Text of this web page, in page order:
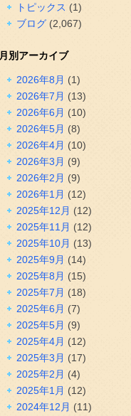
トピックス (1)
ブログ(2,067)
月別アーカイブ
2026年8月 (1)
2026年7月 (13)
2026年6月 (10)
2026年5月 (8)
2026年4月 (10)
2026年3月 (9)
2026年2月 (9)
2026年1月 (12)
2025年12月 (12)
2025年11月 (12)
2025年10月 (13)
2025年9月 (14)
2025年8月 (15)
2025年7月 (18)
2025年6月 (7)
2025年5月 (9)
2025年4月 (12)
2025年3月 (17)
2025年2月 (4)
2025年1月 (12)
2024年12月 (11)